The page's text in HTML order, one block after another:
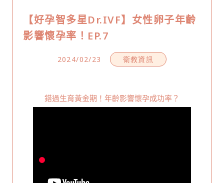
【好孕智多星Dr.IVF】女性卵子年齡
影響懷孕率！EP.7
2024/02/23 衛教資訊
錯過生育黃金期！年齡影響懷孕成功率？